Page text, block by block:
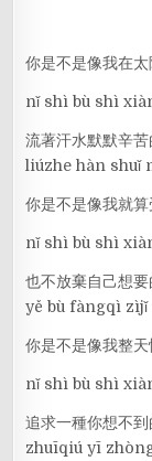
你是不是像我在
nǐ shì bù shì
流著汗水默默辛
liúzhe hàn shuǐ
你是不是像我就
nǐ shì bù shì
也不放棄自己想
yě bù fàngqì zìjǐ
你是不是像我整
nǐ shì bù shì
追求一種你想不到
zhuīqiú yī